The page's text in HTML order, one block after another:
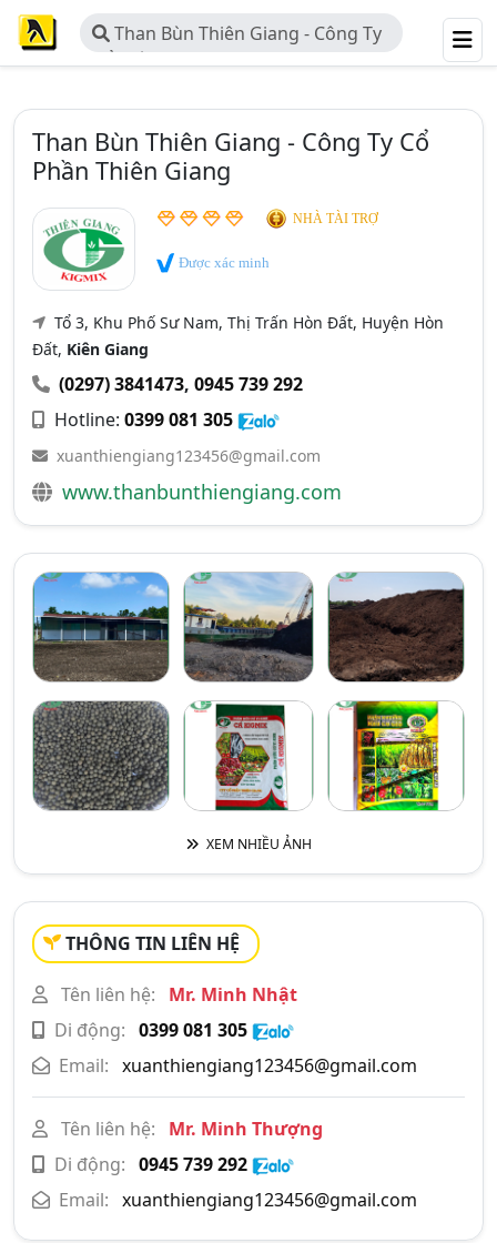
Than Bùn Thiên Giang - Công Ty
Cổ Phần Thiên Giang
Than Bùn Thiên Giang - Công Ty Cổ
Phần Thiên Giang
NHÀ TÀI TRỢ
Được xác minh
Tổ 3, Khu Phố Sư Nam, Thị Trấn Hòn Đất, Huyện Hòn
Đất, Kiên Giang
(0297) 3841473, 0945 739 292
Hotline: 0399 081 305
xuanthiengiang123456@gmail.com
www.thanbunthiengiang.com
XEM NHIỀU ẢNH
THÔNG TIN LIÊN HỆ
Tên liên hệ:
Mr. Minh Nhật
Di động: 0399 081 305
Email: xuanthiengiang123456@gmail.com
Tên liên hệ:
Mr. Minh Thượng
Di động: 0945 739 292
Email: xuanthiengiang123456@gmail.com